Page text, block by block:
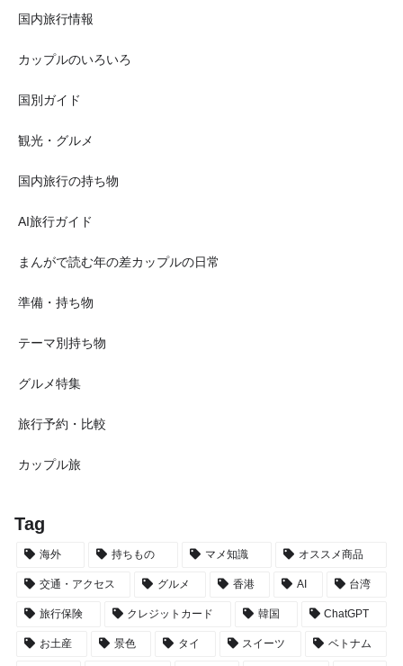
国内旅行情報
カップルのいろいろ
国別ガイド
観光・グルメ
国内旅行の持ち物
AI旅行ガイド
まんがで読む年の差カップルの日常
準備・持ち物
テーマ別持ち物
グルメ特集
旅行予約・比較
カップル旅
Tag
海外 持ちもの マメ知識 オススメ商品
交通・アクセス グルメ 香港 AI 台湾
旅行保険 クレジットカード 韓国 ChatGPT
お土産 景色 タイ スイーツ ベトナム